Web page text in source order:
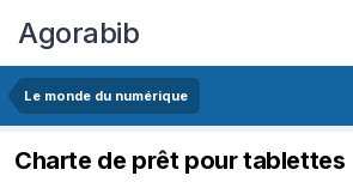
Agorabib
Le monde du numérique
Charte de prêt pour tablettes